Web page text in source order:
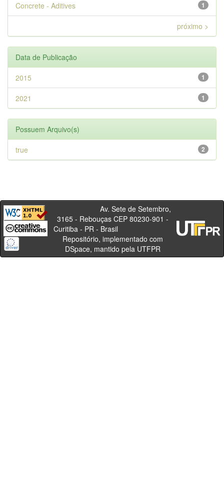
1
Concrete - Aditives
próximo >
Data de Publicação
1
2015
1
2021
Possuem Arquivo(s)
2
true
Av. Sete de Setembro,
3165 - Rebouças CEP 80230-901 -
Curitiba - PR - Brasil
Repositório, implementado com
DSpace, mantido pela UTFPR